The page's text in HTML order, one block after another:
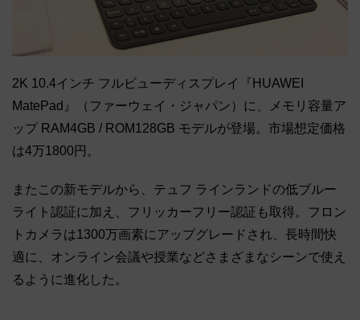
2K 10.4インチ フルビューディスプレイ『HUAWEI
MatePad』（ファーウェイ・ジャパン）に、メモリ容量ア
ップ RAM4GB / ROM128GB モデルが登場。市場想定価格
は4万1800円。
またこの新モデルから、テュフ ラインランドの低ブルー
ライト認証に加え、フリッカーフリー認証も取得。フロン
トカメラは1300万画素にアップグレードされ、長時間快
適に、オンライン会議や授業などさまざまなシーンで使え
るように進化した。